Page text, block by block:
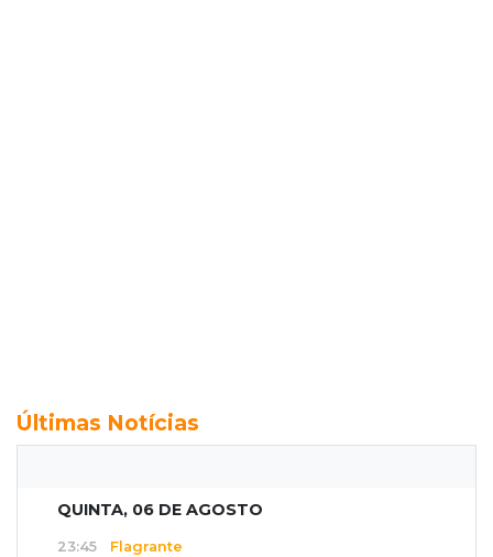
Últimas Notícias
QUINTA, 06 DE AGOSTO
23:45 Flagrante